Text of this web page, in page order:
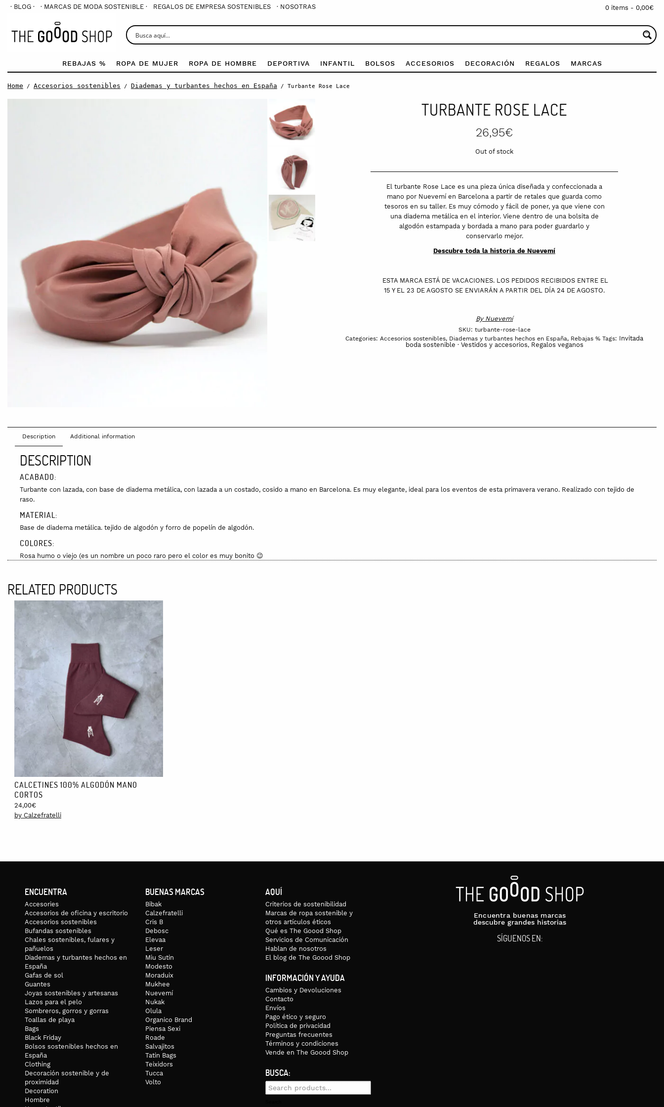
· BLOG · · MARCAS DE MODA SOSTENIBLE · REGALOS DE EMPRESA SOSTENIBLES · NOSOTRAS 0 items - 0,00€
REBAJAS % ROPA DE MUJER ROPA DE HOMBRE DEPORTIVA INFANTIL BOLSOS ACCESORIOS DECORACIÓN REGALOS MARCAS
Home / Accesorios sostenibles / Diademas y turbantes hechos en España / Turbante Rose Lace
TURBANTE ROSE LACE
26,95€
Out of stock
El turbante Rose Lace es una pieza única diseñada y confeccionada a
mano por Nuevemí en Barcelona a partir de retales que guarda como
tesoros en su taller. Es muy cómodo y fácil de poner, ya que viene con
una diadema metálica en el interior. Viene dentro de una bolsita de
algodón estampada y bordada a mano para poder guardarlo y
conservarlo mejor.
Descubre toda la historia de Nuevemí
ESTA MARCA ESTÁ DE VACACIONES. LOS PEDIDOS RECIBIDOS ENTRE EL
15 Y EL 23 DE AGOSTO SE ENVIARÁN A PARTIR DEL DÍA 24 DE AGOSTO.
By Nuevemí
SKU: turbante-rose-lace
Categories: Accesorios sostenibles, Diademas y turbantes hechos en España, Rebajas % Tags: Invitada
boda sostenible · Vestidos y accesorios, Regalos veganos
Description Additional information
DESCRIPTION
ACABADO:
Turbante con lazada, con base de diadema metálica, con lazada a un costado, cosido a mano en Barcelona. Es muy elegante, ideal para los eventos de esta primavera verano. Realizado con tejido de
raso.
MATERIAL:
Base de diadema metálica. tejido de algodón y forro de popelín de algodón.
COLORES:
Rosa humo o viejo (es un nombre un poco raro pero el color es muy bonito 😉
Se puede lavar a mano aunque lo más recomendable es no mojarlo demasiado. Para guardarlo y conservarlo mejor lleva consigo una bolsita de algodón estampada a mano. La bolsa puede ser
diferente a la de la foto, ya que al estar estampada a mano, puede variar el color o el bordado.
El envío tarda dependiendo del stock o si se realiza por encargo. Si el producto está en stock tardaría de 2 a 3 días en ser enviado y, si se realiza por encargo o la pieza no esta disponible, puede tardar
RELATED PRODUCTS
CALCETINES 100% ALGODÓN MANO
CORTOS
24,00€
by Calzefratelli
ENCUENTRA
Accesories
Accesorios de oficina y escritorio
Accesorios sostenibles
Bufandas sostenibles
Chales sostenibles, fulares y
pañuelos
Diademas y turbantes hechos en
España
Gafas de sol
Guantes
Joyas sostenibles y artesanas
Lazos para el pelo
Sombreros, gorros y gorras
Toallas de playa
Bags
Black Friday
Bolsos sostenibles hechos en
España
Clothing
Decoración sostenible y de
proximidad
Decoration
Hombre
BUENAS MARCAS
Bibak
Calzefratelli
Cris B
Debosc
Elevaa
Leser
Miu Sutin
Modesto
Moraduix
Mukhee
Nuevemí
Nukak
Olula
Organico Brand
Piensa Sexi
Roade
Salvajitos
Tatin Bags
Teixidors
Tucca
Volto
AQUÍ
Criterios de sostenibilidad
Marcas de ropa sostenible y
otros artículos éticos
Qué es The Goood Shop
Servicios de Comunicación
Hablan de nosotros
El blog de The Goood Shop
INFORMACIÓN Y AYUDA
Cambios y Devoluciones
Contacto
Envíos
Pago ético y seguro
Política de privacidad
Preguntas frecuentes
Términos y condiciones
Vende en The Goood Shop
BUSCA:
Search
Encuentra buenas marcas
descubre grandes historias
SÍGUENOS EN: